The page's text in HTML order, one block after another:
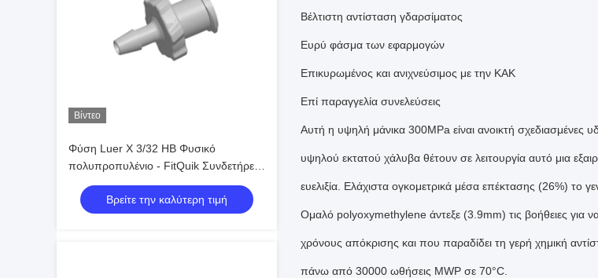
Βίντεο
Φύση Luer X 3/32 HB Φυσικό
πολυπροπυλένιο - FitQuik Συνδετήρες
& Εφοδιασμοί
Βρείτε την καλύτερη τιμή
Βέλτιστη αντίσταση γδαρσίματος
Ευρύ φάσμα των εφαρμογών
Επικυρωμένος και ανιχνεύσιμος με την ΚΑΚ
Επί παραγγελία συνελεύσεις
Αυτή η υψηλή μάνικα 300MPa είναι ανοικτή σχεδιασμένες
υψηλού εκτατού χάλυβα θέτουν σε λειτουργία αυτό μια
ευελιξία. Ελάχιστα ογκομετρικά μέσα επέκτασης (26%) το
Ομαλό polyoxymethylene άντεξε (3.9mm) τις βοήθειες για
χρόνους απόκρισης και που παραδίδει τη γερή χημική
πάνω από 30000 ωθήσεις MWP σε 70°C.